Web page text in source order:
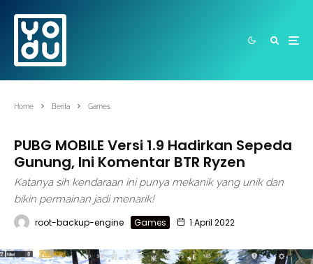
Home Berita Games
PUBG MOBILE Versi 1.9 Hadirkan Sepeda
Gunung, Ini Komentar BTR Ryzen
Katanya sih kendaraan ini punya mekanik yang unik dan
bikin permainan jadi menarik!
root-backup-engine Games 1 April 2022